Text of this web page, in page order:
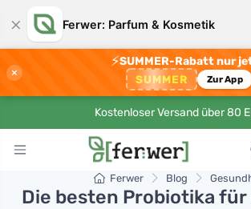
× Ferwer: Parfum & Kosmetik
×
⚡SUMMER-Rabatt nur
SUMMER Zur App
Kostenloser Versand über 80
Ferwer Blog
Die besten Probiotika für